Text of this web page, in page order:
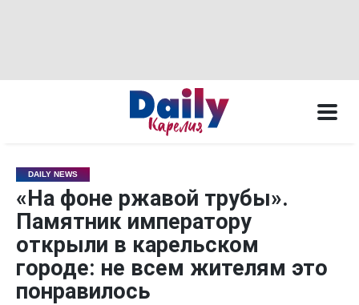
DAILY NEWS
«На фоне ржавой трубы».
Памятник императору
открыли в карельском
городе: не всем жителям это
понравилось